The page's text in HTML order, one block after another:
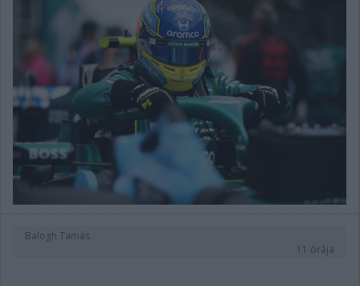
Balogh Tamás
11 órája